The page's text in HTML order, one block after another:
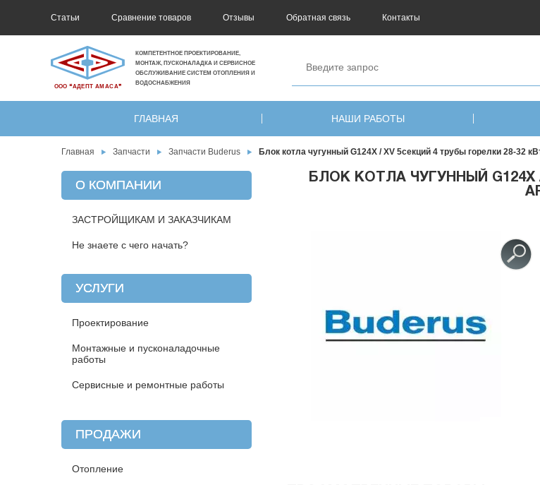
Статьи Сравнение товаров Отзывы Обратная связь Контакты
ООО ❝АДЕПТ АМАСА❞
КОМПЕТЕНТНОЕ ПРОЕКТИРОВАНИЕ,
МОНТАЖ, ПУСКОНАЛАДКА И СЕРВИСНОЕ
ОБСЛУЖИВАНИЕ СИСТЕМ ОТОПЛЕНИЯ И
ВОДОСНАБЖЕНИЯ
ГЛАВНАЯ НАШИ РАБОТЫ
Главная Запчасти Запчасти Buderus Блок котла чугунный G124X / XV 5секций 4 трубы горелки 28-32
БЛОК КОТЛА ЧУГУННЫЙ G124X
О КОМПАНИИ
ЗАСТРОЙЩИКАМ И ЗАКАЗЧИКАМ
Не знаете с чего начать?
УСЛУГИ
Проектирование
Монтажные и пусконаладочные
работы
Сервисные и ремонтные работы
ПРОДАЖИ
Отопление